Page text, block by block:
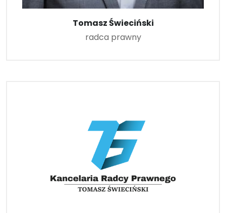
Tomasz Świeciński
radca prawny